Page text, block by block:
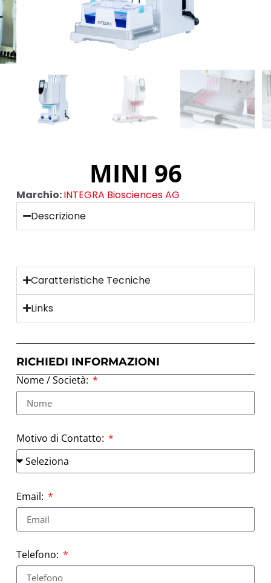
MINI 96
Marchio:INTEGRA Biosciences AG
Descrizione
Caratteristiche Tecniche
Links
RICHIEDI INFORMAZIONI
Nome / Società:
Motivo di Contatto:
Email:
Telefono: